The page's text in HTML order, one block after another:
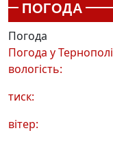
ПОГОДА
Погода
Погода уТернополі
вологість:
тиск:
вітер: